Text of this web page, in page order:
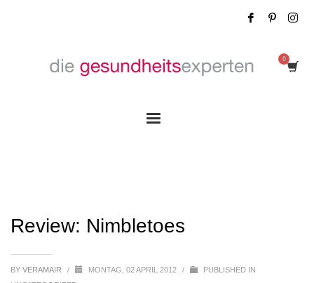
Review: Nimbletoes
BY VERAMAIR / MONTAG, 02 APRIL 2012 /
PUBLISHED IN